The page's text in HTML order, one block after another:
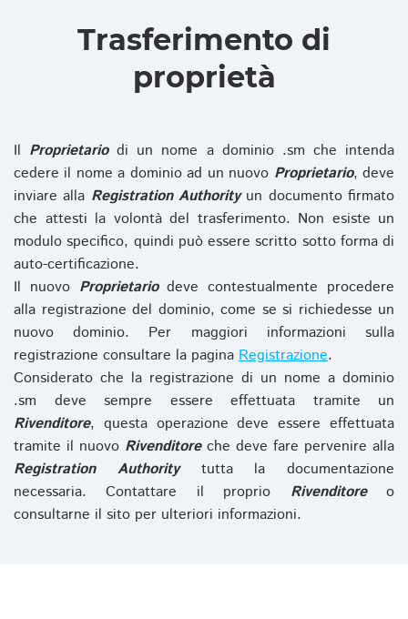
Trasferimento di
proprietà
Il Proprietariodi un nome a dominio .sm che intenda
cedere il nome a dominio ad un nuovo Proprietario, deve
inviare alla Registration Authorityun documento firmato
che attesti la volontà del trasferimento. Non esiste un
modulo specifico, quindi può essere scritto sotto forma di
auto-certificazione.
Il nuovo Proprietariodeve contestualmente procedere
alla registrazione del dominio, come se si richiedesse un
nuovo dominio. Per maggiori informazioni sulla
registrazione consultare la pagina Registrazione.
Considerato che la registrazione di un nome a dominio
.sm deve sempre essere effettuata tramite un
Rivenditore, questa operazione deve essere effettuata
tramite il nuovo Rivenditoreche deve fare pervenire alla
Registration Authoritytutta la documentazione
necessaria. Contattare il proprio Rivenditoreo
consultarne il sito per ulteriori informazioni.